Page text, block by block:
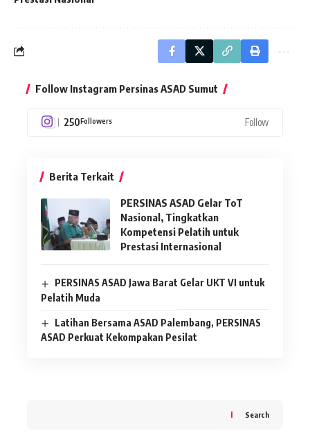
Follow Instagram Persinas ASAD Sumut
250Followers Follow
Berita Terkait
PERSINAS ASAD Gelar ToT
Nasional, Tingkatkan
Kompetensi Pelatih untuk
Prestasi Internasional
PERSINAS ASAD Jawa Barat Gelar UKT VI untuk
Pelatih Muda
Latihan Bersama ASAD Palembang, PERSINAS
ASAD Perkuat Kekompakan Pesilat
Search